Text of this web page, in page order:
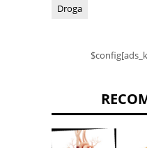
Droga